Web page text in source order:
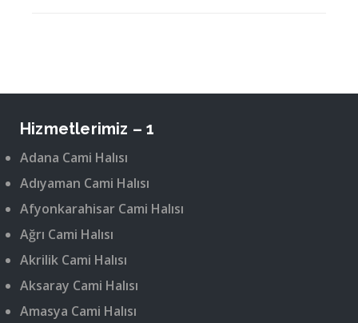
Hizmetlerimiz – 1
Adana Cami Halısı
Adıyaman Cami Halısı
Afyonkarahisar Cami Halısı
Ağrı Cami Halısı
Akrilik Cami Halısı
Aksaray Cami Halısı
Amasya Cami Halısı